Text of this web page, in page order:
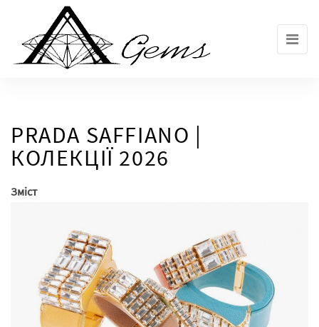
PRADA SAFFIANO |
КОЛЕКЦІЇ 2026
Зміст